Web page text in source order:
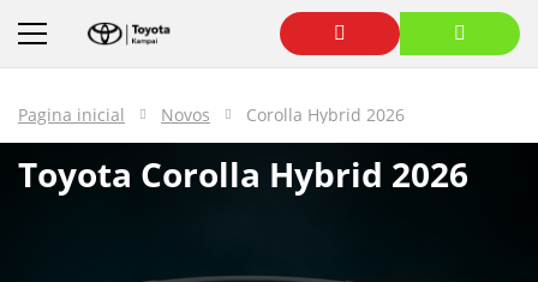
Pagina inicial Novos Corolla Hybrid 2026
Toyota Corolla Hybrid 2026